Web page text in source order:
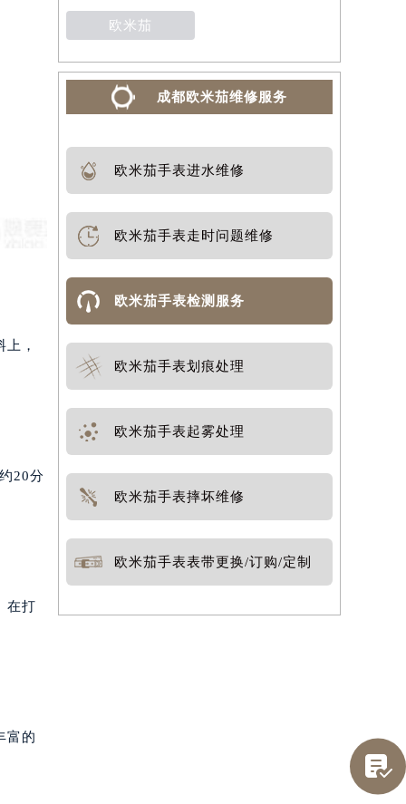
，
20分
在打
富的
欧米茄
成都欧米茄维修服务
欧米茄手表进水维修
欧米茄手表走时问题维修
欧米茄手表检测服务
欧米茄手表划痕处理
欧米茄手表起雾处理
欧米茄手表摔坏维修
欧米茄手表表带更换/订购/定制
